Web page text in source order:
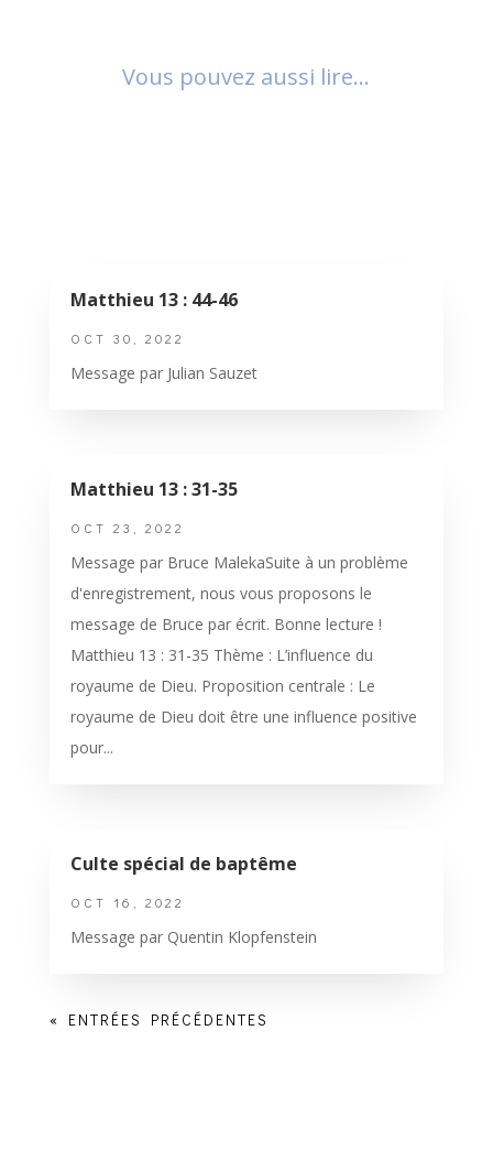
Vous pouvez aussi lire…
Matthieu 13 : 44-46
OCT 30, 2022
Message par Julian Sauzet
Matthieu 13 : 31-35
OCT 23, 2022
Message par Bruce MalekaSuite à un problème
d'enregistrement, nous vous proposons le
message de Bruce par écrit. Bonne lecture !
Matthieu 13 : 31-35 Thème : L’influence du
royaume de Dieu. Proposition centrale : Le
royaume de Dieu doit être une influence positive
pour...
Culte spécial de baptême
OCT 16, 2022
Message par Quentin Klopfenstein
« ENTRÉES PRÉCÉDENTES